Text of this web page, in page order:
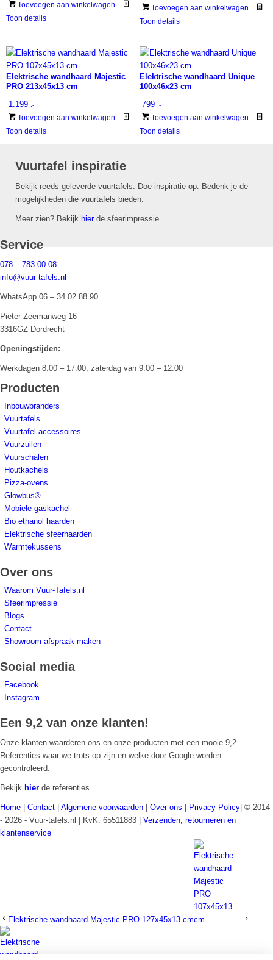
Toevoegen aan winkelwagen
Toon details
Toevoegen aan winkelwagen
Toon details
Elektrische wandhaard Majestic
PRO 213x45x13 cm
1.199 ,-
Toevoegen aan winkelwagen
Toon details
Elektrische wandhaard Unique
100x46x23 cm
799 ,-
Toevoegen aan winkelwagen
Toon details
Vuurtafel inspiratie
Bekijk reeds geleverde vuurtafels. Doe inspiratie op. Bedenk je de
mogelijkheden die vuurtafels bieden.
Meer zien? Bekijk hierde sfeerimpressie.
Service
078 – 783 00 08
info@vuur-tafels.nl
WhatsApp 06 – 34 02 88 90
Pieter Zeemanweg 16
3316GZ Dordrecht
Openingstijden:
Werkdagen 8:00 – 17:00, zaterdag van 9:00 – 12:00
Producten
Inbouwbranders
Vuurtafels
Vuurtafel accessoires
Vuurzuilen
Vuurschalen
Houtkachels
Pizza-ovens
Glowbus®
Mobiele gaskachel
Bio ethanol haarden
Elektrische sfeerhaarden
Warmtekussens
Over ons
Waarom Vuur-Tafels.nl
Sfeerimpressie
Blogs
Contact
Showroom afspraak maken
Social media
Facebook
Instagram
Een 9,2 van onze klanten!
Onze klanten waarderen ons en onze producten met een mooie 9,2.
Referenties waar we trots op zijn en welke door Google worden
gecontroleerd.
Bekijk hier de referenties
Home Contact Algemene voorwaarden Over ons Privacy Policy | © 2014
- 2026 - Vuur-tafels.nl | KvK: 65511883 | Verzenden, retourneren en
klantenservice
Elektrische wandhaard Majestic PRO 127x45x13 cm